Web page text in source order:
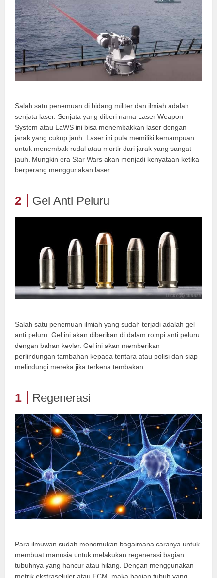
Salah satu penemuan di bidang militer dan ilmiah adalah
senjata laser. Senjata yang diberi nama Laser Weapon
System atau LaWS ini bisa menembakkan laser dengan
jarak yang cukup jauh. Laser ini pula memiliki kemampuan
untuk menembak rudal atau mortir dari jarak yang sangat
jauh. Mungkin era Star Wars akan menjadi kenyataan ketika
berperang menggunakan laser.
2 Gel Anti Peluru
Salah satu penemuan ilmiah yang sudah terjadi adalah gel
anti peluru. Gel ini akan diberikan di dalam rompi anti peluru
dengan bahan kevlar. Gel ini akan memberikan
perlindungan tambahan kepada tentara atau polisi dan siap
melindungi mereka jika terkena tembakan.
1 Regenerasi
Para ilmuwan sudah menemukan bagaimana caranya untuk
membuat manusia untuk melakukan regenerasi bagian
tubuhnya yang hancur atau hilang. Dengan menggunakan
metrik ekstraseluler atau ECM, maka bagian tubuh yang